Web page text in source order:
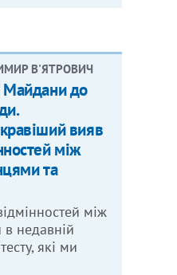
В'ЯТРОВИЧ
Майдани до
вияв
між
та
між
недавній
які ми